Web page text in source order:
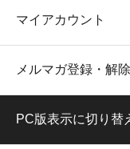
マイアカウント
メルマガ登録・解除
PC版表示に切り替